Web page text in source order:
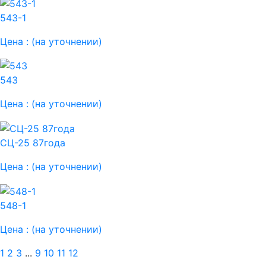
543-1
Цена : (на уточнении)
543
Цена : (на уточнении)
СЦ-25 87года
Цена : (на уточнении)
548-1
Цена : (на уточнении)
1 2 3 ... 9 10 11 12